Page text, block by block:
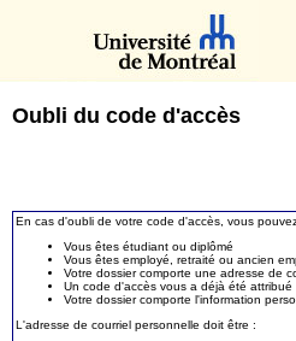
Oubli du code d'accès
En cas d'oubli de votre code d'accès, vous
Vous êtes étudiant ou diplômé
Vous êtes employé, retraité ou ancien
Votre dossier comporte une adresse de
Un code d'accès vous a déjà été attribué
Votre dossier comporte l'information
L'adresse de courriel personnelle doit être :